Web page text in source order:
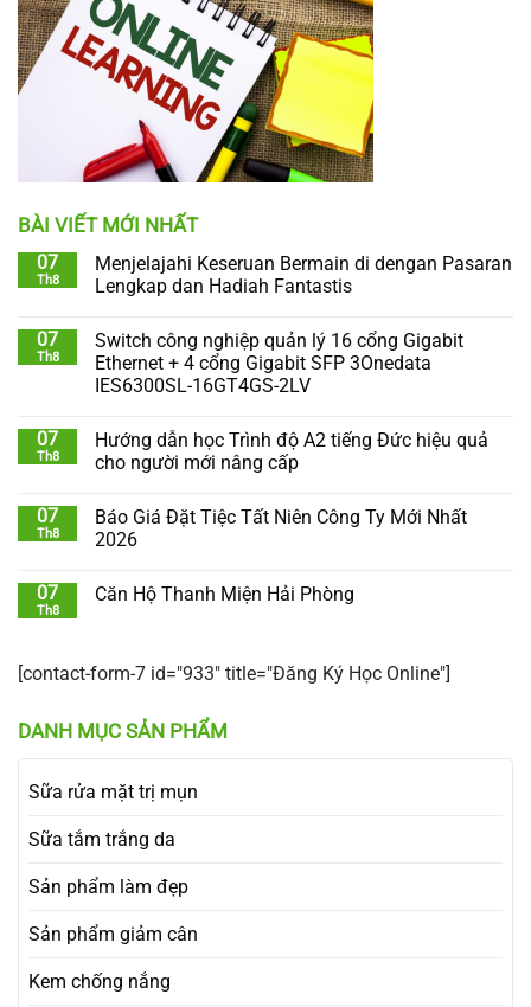
BÀI VIẾT MỚI NHẤT
07
Th8
Menjelajahi Keseruan Bermain di dengan Pasaran
Lengkap dan Hadiah Fantastis
07
Th8
Switch công nghiệp quản lý 16 cổng Gigabit
Ethernet + 4 cổng Gigabit SFP 3Onedata
IES6300SL-16GT4GS-2LV
07
Th8
Hướng dẫn học Trình độ A2 tiếng Đức hiệu quả
cho người mới nâng cấp
07
Th8
Báo Giá Đặt Tiệc Tất Niên Công Ty Mới Nhất
2026
07
Th8
Căn Hộ Thanh Miện Hải Phòng
[contact-form-7 id="933" title="Đăng Ký Học Online"]
DANH MỤC SẢN PHẨM
Sữa rửa mặt trị mụn
Sữa tắm trắng da
Sản phẩm làm đẹp
Sản phẩm giảm cân
Kem chống nắng